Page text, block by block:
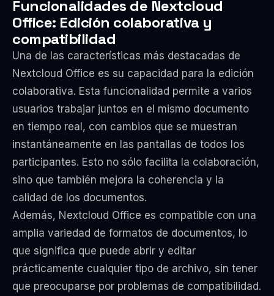
Funcionalidades de Nextcloud
Office: Edición colaborativa y
compatibilidad
Una de las características más destacadas de
Nextcloud Office es su capacidad para la edición
colaborativa. Esta funcionalidad permite a varios
usuarios trabajar juntos en el mismo documento
en tiempo real, con cambios que se muestran
instantáneamente en las pantallas de todos los
participantes. Esto no sólo facilita la colaboración,
sino que también mejora la coherencia y la
calidad de los documentos.
Además, Nextcloud Office es compatible con una
amplia variedad de formatos de documentos, lo
que significa que puede abrir y editar
prácticamente cualquier tipo de archivo, sin tener
que preocuparse por problemas de compatibilidad.